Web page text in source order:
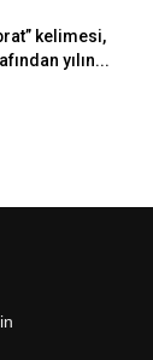
kelimesi,
yılın...